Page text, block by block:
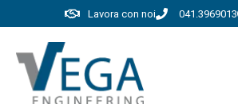
Lavora con noi 041.3969013